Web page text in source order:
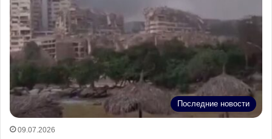
Последние новости
09.07.2026